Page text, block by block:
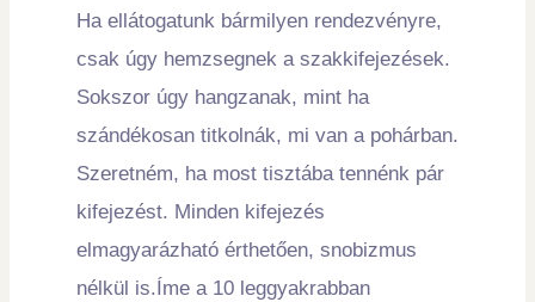
Ha ellátogatunk bármilyen rendezvényre,
csak úgy hemzsegnek a szakkifejezések.
Sokszor úgy hangzanak, mint ha
szándékosan titkolnák, mi van a pohárban.
Szeretném, ha most tisztába tennénk pár
kifejezést. Minden kifejezés
elmagyarázható érthetően, snobizmus
nélkül is.Íme a 10 leggyakrabban